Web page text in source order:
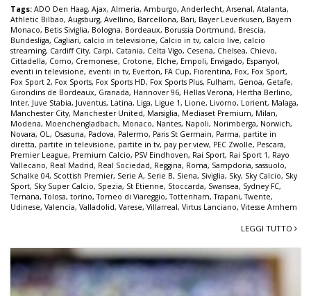
Tags: ADO Den Haag, Ajax, Almeria, Amburgo, Anderlecht, Arsenal, Atalanta,
Athletic Bilbao, Augsburg, Avellino, Barcellona, Bari, Bayer Leverkusen, Bayern
Monaco, Betis Siviglia, Bologna, Bordeaux, Borussia Dortmund, Brescia,
Bundesliga, Cagliari, calcio in televisione, Calcio in tv, calcio live, calcio
streaming, Cardiff City, Carpi, Catania, Celta Vigo, Cesena, Chelsea, Chievo,
Cittadella, Como, Cremonese, Crotone, Elche, Empoli, Envigado, Espanyol,
eventi in televisione, eventi in tv, Everton, FA Cup, Fiorentina, Fox, Fox Sport,
Fox Sport 2, Fox Sports, Fox Sports HD, Fox Sports Plus, Fulham, Genoa, Getafe,
Girondins de Bordeaux, Granada, Hannover 96, Hellas Verona, Hertha Berlino,
Inter, Juve Stabia, Juventus, Latina, Liga, Ligue 1, Lione, Livorno, Lorient, Malaga,
Manchester City, Manchester United, Marsiglia, Mediaset Premium, Milan,
Modena, Moenchengladbach, Monaco, Nantes, Napoli, Norimberga, Norwich,
Novara, OL, Osasuna, Padova, Palermo, Paris St Germain, Parma, partite in
diretta, partite in televisione, partite in tv, pay per view, PEC Zwolle, Pescara,
Premier League, Premium Calcio, PSV Eindhoven, Rai Sport, Rai Sport 1, Rayo
Vallecano, Real Madrid, Real Sociedad, Reggina, Roma, Sampdoria, sassuolo,
Schalke 04, Scottish Premier, Serie A, Serie B, Siena, Siviglia, Sky, Sky Calcio, Sky
Sport, Sky Super Calcio, Spezia, St Etienne, Stoccarda, Swansea, Sydney FC,
Ternana,Tolosa, torino,Torneo di Viareggio,Tottenham,Trapani,Twente,
Udinese, Valencia, Valladolid, Varese, Villarreal, Virtus Lanciano, Vitesse Arnhem
LEGGI TUTTO